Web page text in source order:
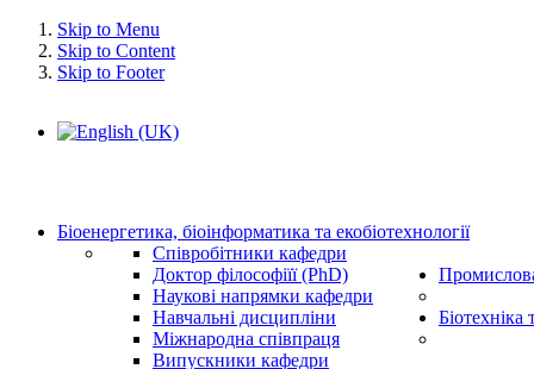
Skip to Menu
Skip to Content
Skip to Footer
Біоенергетика, біоінформатика та екобіотехнології
Співробітники кафедри
Доктор філософіїї (PhD)
Наукові напрямки кафедри
Навчальні дисципліни
Міжнародна співпраця
Випускники кафедри
Біотехніка